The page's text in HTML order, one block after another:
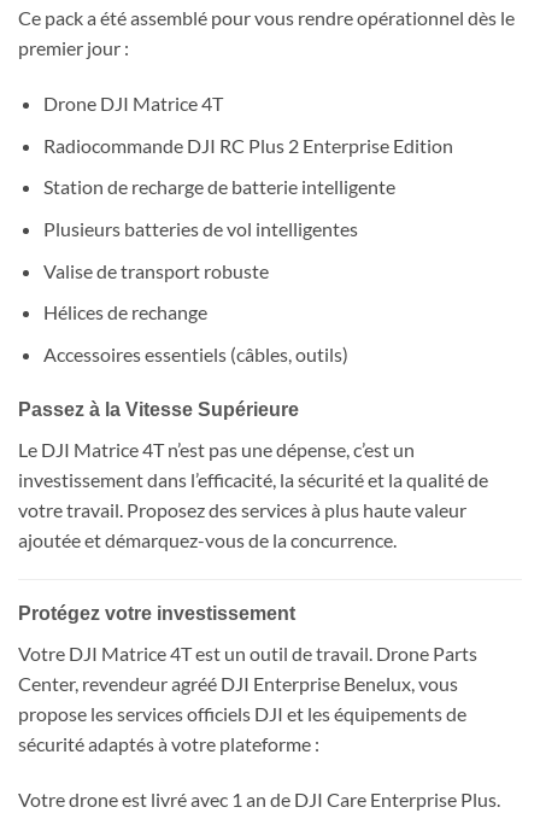
Ce pack a été assemblé pour vous rendre opérationnel dès le
premier jour :
Drone DJI Matrice 4T
Radiocommande DJI RC Plus 2 Enterprise Edition
Station de recharge de batterie intelligente
Plusieurs batteries de vol intelligentes
Valise de transport robuste
Hélices de rechange
Accessoires essentiels (câbles, outils)
Passez à la Vitesse Supérieure
Le DJI Matrice 4T n’est pas une dépense, c’est un
investissement dans l’efficacité, la sécurité et la qualité de
votre travail. Proposez des services à plus haute valeur
ajoutée et démarquez-vous de la concurrence.
Protégez votre investissement
Votre DJI Matrice 4T est un outil de travail. Drone Parts
Center, revendeur agréé DJI Enterprise Benelux, vous
propose les services officiels DJI et les équipements de
sécurité adaptés à votre plateforme :
Votre drone est livré avec 1 an de DJI Care Enterprise Plus.